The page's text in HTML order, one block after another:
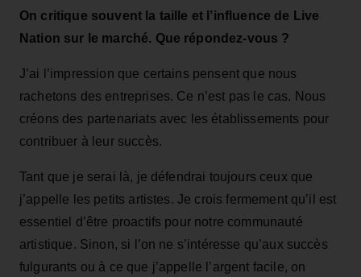
On critique souvent la taille et l’influence de Live
Nation sur le marché. Que répondez‑vous ?
J’ai l’impression que certains pensent que nous
rachetons des entreprises. Ce n’est pas le cas. Nous
créons des partenariats avec les établissements pour
contribuer à leur succès.
Tant que je serai là, je défendrai toujours ceux que
j’appelle les petits artistes. Je crois fermement qu’il est
essentiel d’être proactifs pour notre communauté
artistique. Sinon, si l’on ne s’intéresse qu’aux succès
fulgurants ou à ce que j’appelle l’argent facile, on